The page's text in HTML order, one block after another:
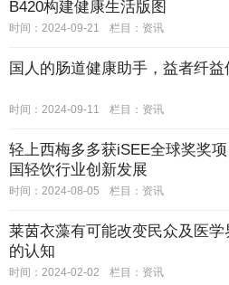
B420构建健康生活版图
时间：2024-09-21 栏目： 资讯
国人的肠道健康助手，益者纤益
时间：2024-09-11 栏目： 资讯
轻上西梅多多获iSEE全球奖奖
国轻饮行业创新发展
时间：2024-08-05 栏目： 资讯
莱茵衣藻有可能改变民众及医学
的认知
时间：2024-02-02 栏目： 资讯